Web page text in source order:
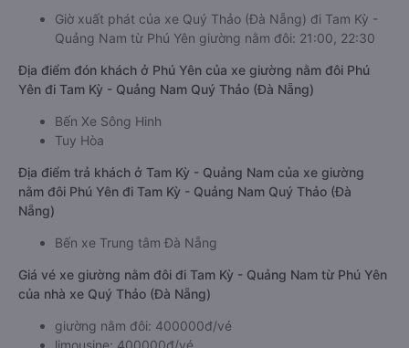
Giờ xuất phát của xe Quý Thảo (Đà Nẵng) đi Tam Kỳ -
Quảng Nam từ Phú Yên giường nằm đôi: 21:00, 22:30
Địa điểm đón khách ở Phú Yên của xe giường nằm đôi Phú
Yên đi Tam Kỳ - Quảng Nam Quý Thảo (Đà Nẵng)
Bến Xe Sông Hinh
Tuy Hòa
Địa điểm trả khách ở Tam Kỳ - Quảng Nam của xe giường
nằm đôi Phú Yên đi Tam Kỳ - Quảng Nam Quý Thảo (Đà
Nẵng)
Bến xe Trung tâm Đà Nẵng
Giá vé xe giường nằm đôi đi Tam Kỳ - Quảng Nam từ Phú Yên
của nhà xe Quý Thảo (Đà Nẵng)
giường nằm đôi: 400000đ/vé
limousine: 400000đ/vé